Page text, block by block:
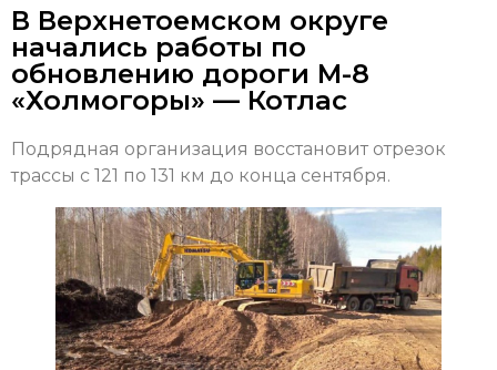
В Верхнетоемском округе
начались работы по
обновлению дороги М-8
«Холмогоры» — Котлас
Подрядная организация восстановит отрезок
трассы с 121 по 131 км до конца сентября.